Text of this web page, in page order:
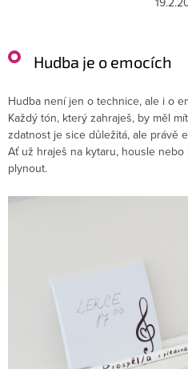
Hudba je o emocích
Hudba není jen o technice, ale i o
Každý tón, který zahraješ, by měl
zdatnost je sice důležitá, ale právě
Ať už hraješ na kytaru, housle
plynout.